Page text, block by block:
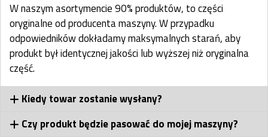
W naszym asortymencie 90% produktów, to części
oryginalne od producenta maszyny. W przypadku
odpowiedników dokładamy maksymalnych starań, aby
produkt był identycznej jakości lub wyższej niż oryginalna
część.
Kiedy towar zostanie wysłany?
Czy produkt będzie pasować do mojej maszyny?